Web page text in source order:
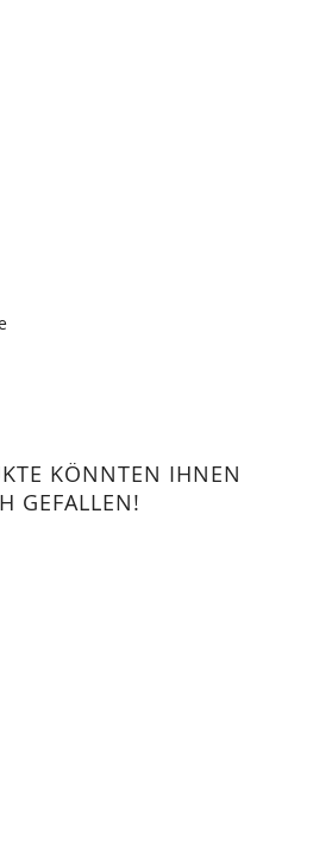
KÖNNTEN IHNEN
GEFALLEN!